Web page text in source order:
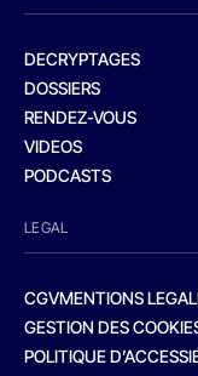
DECRYPTAGES
DOSSIERS
RENDEZ-VOUS
VIDEOS
PODCASTS
LEGAL
CGVMENTIONS
GESTION DES
POLITIQUE